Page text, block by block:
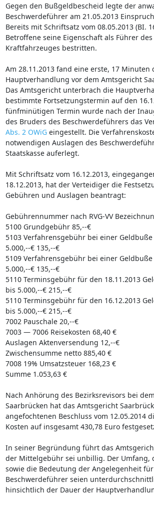
Gegen den Bußgeldbescheid legte der
Beschwerdeführer am 21.05.2013
Bereits mit Schriftsatz vom 08.05.2013 (BI.
Betroffene seine Eigenschaft als Führer
Kraftfahrzeuges bestritten.
Am 28.11.2013 fand eine erste, 17 Minuten
Hauptverhandlung vor dem Amtsgericht
Das Amtsgericht unterbrach die
bestimmte Fortsetzungstermin auf den
fünfminütigen Termin wurde nach der
des Bruders des Beschwerdeführers das
Abs. 2 OWiGeingestellt. Die
notwendigen Auslagen des
Staatskasse auferlegt.
Mit Schriftsatz vom 16.12.2013,
18.12.2013, hat der Verteidiger die
Gebühren und Auslagen beantragt:
Gebührennummer nach RVG-VV
5100 Grundgebühr 85,--€
5103 Verfahrensgebühr bei einer Geldbuße
5.000,--€ 135,--€
5109 Verfahrensgebühr bei einer Geldbuße
5.000,--€ 135,--€
5110 Terminsgebühr für den 18.11.2013
bis 5.000,--€ 215,--€
5110 Terminsgebühr für den 16.12.2013
bis 5.000,--€ 215,--€
7002 Pauschale 20,--€
7003 — 7006 Reisekosten 68,40 €
Auslagen Aktenversendung 12,--€
Zwischensumme netto 885,40 €
7008 19% Umsatzsteuer 168,23 €
Summe 1.053,63 €
Nach Anhörung des Bezirksrevisors bei
Saarbrücken hat das Amtsgericht
angefochtenen Beschluss vom 12.05.2014
Kosten auf insgesamt 430,78 Euro
In seiner Begründung führt das
der Mittelgebühr sei unbillig. Der Umfang,
sowie die Bedeutung der Angelegenheit
Beschwerdeführer seien
hinsichtlich der Dauer der